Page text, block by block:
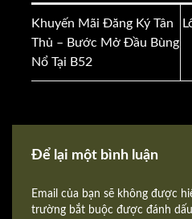
Khuyến Mãi Đăng Ký Tân
Thủ – Bước Mở Đầu Bùng
Nổ Tại B52
Để lại một bình luận
Email của bạn sẽ không được
trường bắt buộc được đánh